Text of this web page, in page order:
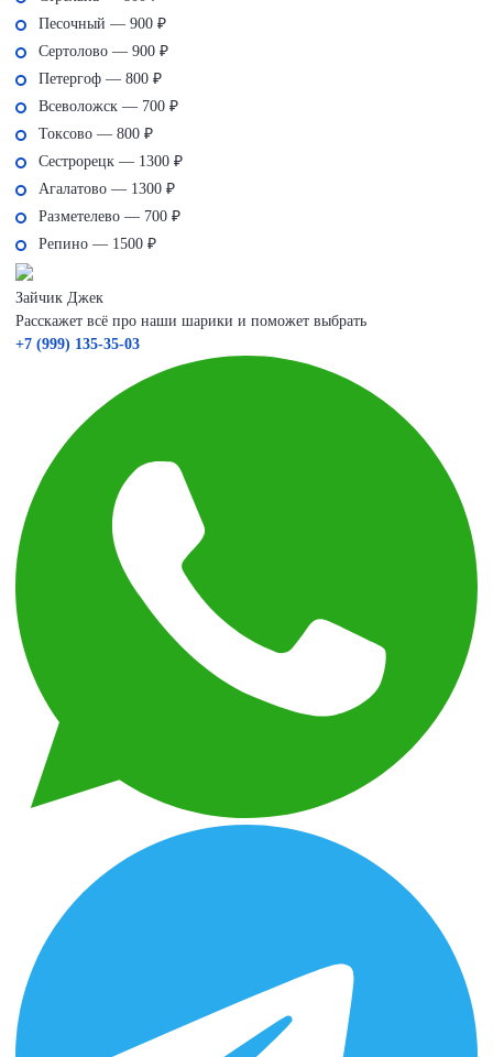
Песочный — 900 ₽
Сертолово — 900 ₽
Петергоф — 800 ₽
Всеволожск — 700 ₽
Токсово — 800 ₽
Сестрорецк — 1300 ₽
Агалатово — 1300 ₽
Разметелево — 700 ₽
Репино — 1500 ₽
Зайчик Джек
Расскажет всё про наши шарики и поможет выбрать
+7 (999) 135-35-03